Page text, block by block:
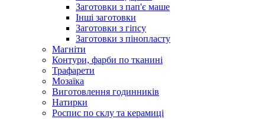
Заготовки з пап'є маше
Інші заготовки
Заготовки з гіпсу
Заготовки з пінопласту
Магніти
Контури, фарби по тканині
Трафарети
Мозаїка
Виготовлення годинників
Натирки
Роспис по склу та керамиці